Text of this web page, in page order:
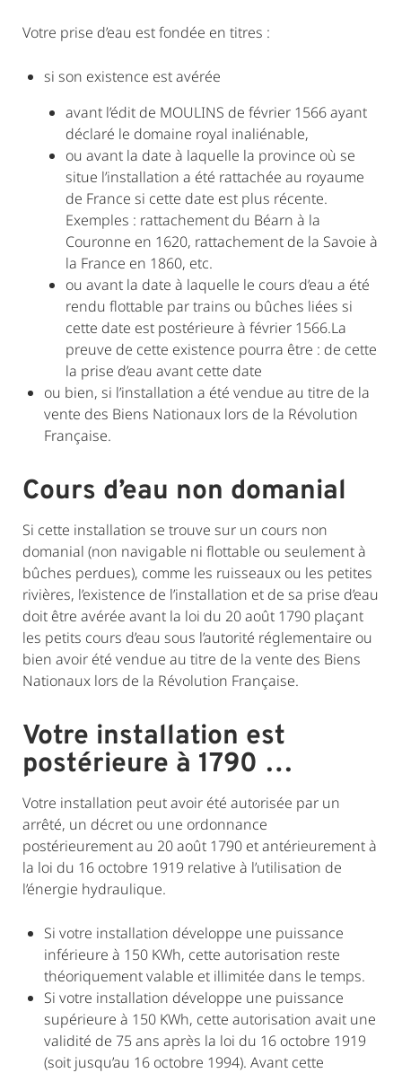
Votre prise d’eau est fondée en titres :
si son existence est avérée
avant l’édit de MOULINS de février 1566 ayant
déclaré le domaine royal inaliénable,
ou avant la date à laquelle la province où se
situe l’installation a été rattachée au royaume
de France si cette date est plus récente.
Exemples : rattachement du Béarn à la
Couronne en 1620, rattachement de la Savoie à
la France en 1860, etc.
ou avant la date à laquelle le cours d’eau a été
rendu flottable par trains ou bûches liées si
cette date est postérieure à février 1566.La
preuve de cette existence pourra être : de cette
la prise d’eau avant cette date
ou bien, si l’installation a été vendue au titre de la
vente des Biens Nationaux lors de la Révolution
Française.
Cours d’eau non domanial
Si cette installation se trouve sur un cours non
domanial (non navigable ni flottable ou seulement à
bûches perdues), comme les ruisseaux ou les petites
rivières, l’existence de l’installation et de sa prise d’eau
doit être avérée avant la loi du 20 août 1790 plaçant
les petits cours d’eau sous l’autorité réglementaire ou
bien avoir été vendue au titre de la vente des Biens
Nationaux lors de la Révolution Française.
Votre installation est
postérieure à 1790 …
Votre installation peut avoir été autorisée par un
arrêté, un décret ou une ordonnance
postérieurement au 20 août 1790 et antérieurement à
la loi du 16 octobre 1919 relative à l’utilisation de
l’énergie hydraulique.
Si votre installation développe une puissance
inférieure à 150 KWh, cette autorisation reste
théoriquement valable et illimitée dans le temps.
Si votre installation développe une puissance
supérieure à 150 KWh, cette autorisation avait une
validité de 75 ans après la loi du 16 octobre 1919
(soit jusqu’au 16 octobre 1994). Avant cette